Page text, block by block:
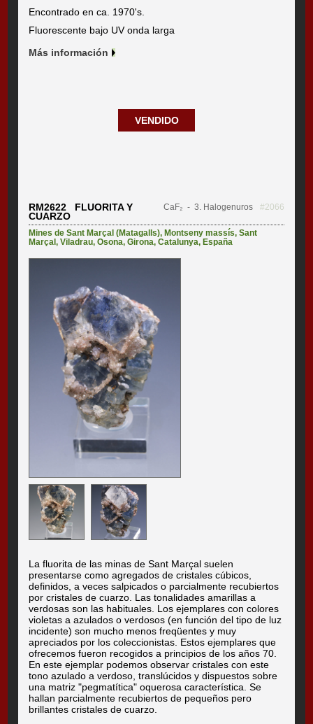
Encontrado en ca. 1970's.
Fluorescente bajo UV onda larga
Más información
VENDIDO
RM2622 FLUORITA Y
CUARZO
CaF₂ - 3. Halogenuros #2066
Mines de Sant Marçal (Matagalls), Montseny massís,Sant
Marçal,Viladrau,Osona,Girona,Catalunya, España
La fluorita de las minas de Sant Marçal suelen
presentarse como agregados de cristales cúbicos,
definidos, a veces salpicados o parcialmente recubiertos
por cristales de cuarzo. Las tonalidades amarillas a
verdosas son las habituales. Los ejemplares con colores
violetas a azulados o verdosos (en función del tipo de luz
incidente) son mucho menos freqüentes y muy
apreciados por los coleccionistas. Estos ejemplares que
ofrecemos fueron recogidos a principios de los años 70.
En este ejemplar podemos observar cristales con este
tono azulado a verdoso, translúcidos y dispuestos sobre
una matriz "pegmatítica" oquerosa característica. Se
hallan parcialmente recubiertos de pequeños pero
brillantes cristales de cuarzo.